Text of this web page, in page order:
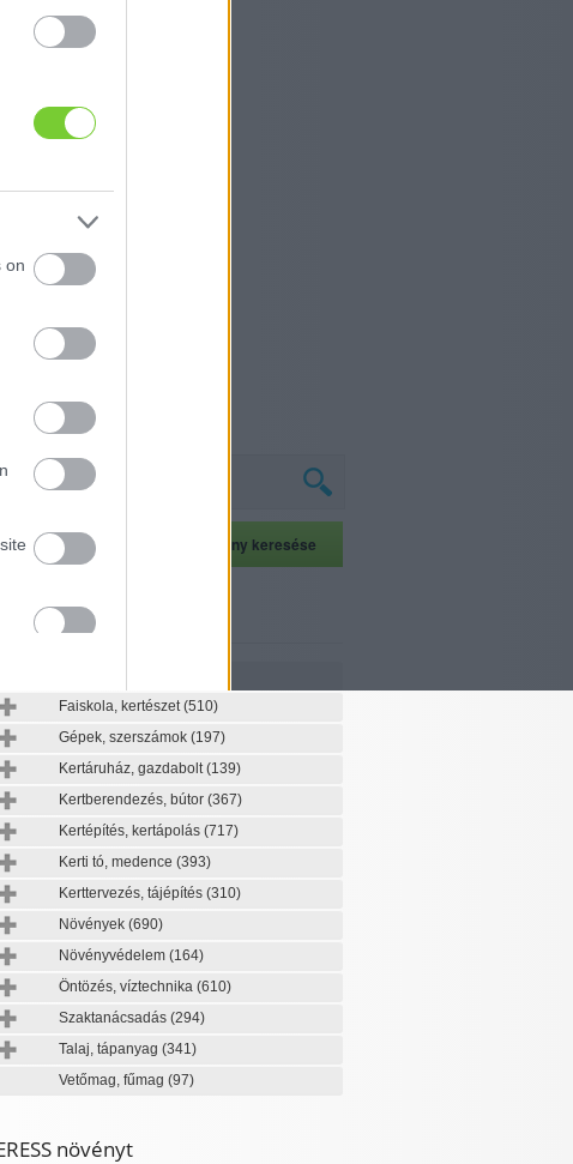
on
szaknévsor
Faiskola, kertészet(510)
Gépek, szerszámok (197)
Kertáruház, gazdabolt(139)
Kertberendezés, bútor (367)
Kertépítés, kertápolás (717)
Kerti tó, medence (393)
Kerttervezés, tájépítés (310)
Növények (690)
Növényvédelem (164)
Öntözés, víztechnika (610)
Szaktanácsadás (294)
Talaj, tápanyag (341)
Vetőmag, fűmag (97)
növényt